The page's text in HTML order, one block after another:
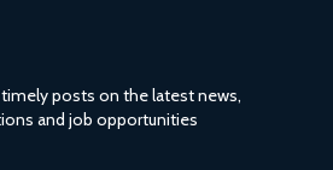
posts on the latest news,
and job opportunities